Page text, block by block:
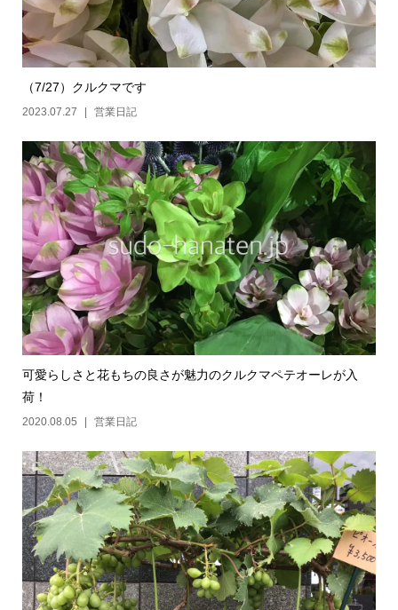
（7/27）クルクマです
2023.07.27 営業日記
可愛らしさと花もちの良さが魅力のクルクマペテオーレが入
荷！
2020.08.05 営業日記